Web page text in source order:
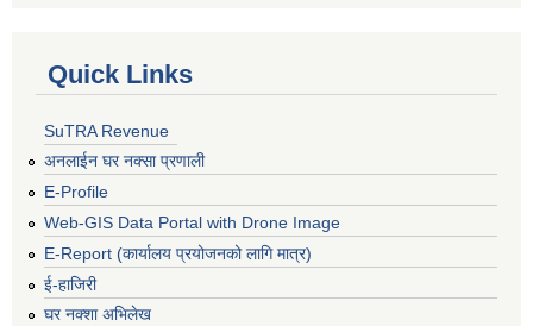
Quick Links
SuTRA Revenue
अनलाईन घर नक्सा प्रणाली
E-Profile
Web-GIS Data Portal with Drone Image
E-Report (कार्यालय प्रयोजनको लागि मात्र)
ई-हाजिरी
घर नक्शा अभिलेख